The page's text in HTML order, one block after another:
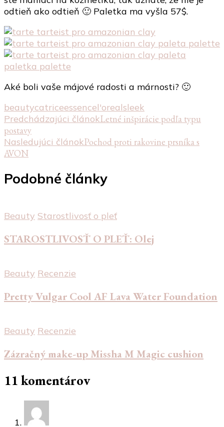
odtieň ako odtieň 🙂 Paletka ma vyšla 57$.
Aké boli vaše májové radosti a márnosti? 🙂
beautycatriceessencel'orealsleek
Navigácia
v
článku
Predchádzajúci článokLetné inšpirácie podľa typu
postavy
Nasledujúci článokPochod proti rakovine prsníka s
AVON
Podobné články
Beauty Starostlivosť o pleť
STAROSTLIVOSŤ O PLEŤ: Olej
Beauty Recenzie
Pretty Vulgar Cool AF Lava Water Foundation
Beauty Recenzie
Zázračný make-up Missha M Magic cushion
11 komentárov